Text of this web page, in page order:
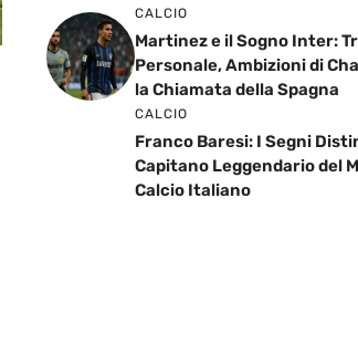
CALCIO
Martinez e il Sogno Inter:
Personale, Ambizioni di
la Chiamata della Spagna
CALCIO
Franco Baresi: I Segni
Capitano Leggendario del
Calcio Italiano